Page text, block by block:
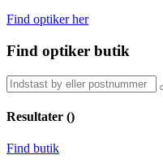
Find optiker her
Find optiker butik
Resultater ()
Find butik